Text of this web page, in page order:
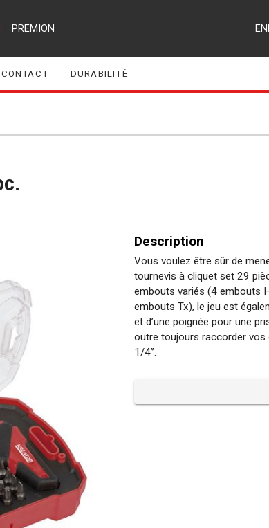
PREMION
CONTACT DURABILITÉ
Description
Vous voulez être sûr de
tournevis à cliquet set 29
embouts variés (4 embouts
embouts Tx), le jeu est
et d’une poignée pour une
outre toujours raccorder vos
1/4’’.